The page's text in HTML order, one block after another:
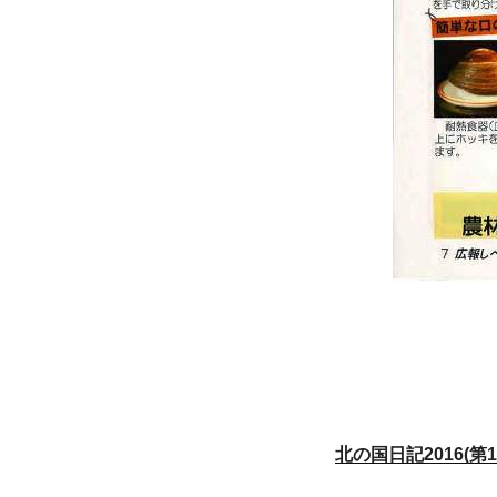
北の国日記2016(第